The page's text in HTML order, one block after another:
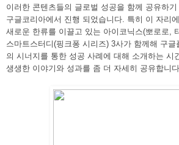
이러한 콘텐츠들의 글로벌 성공을 함께 공유하
구글코리아에서 진행 되었습니다. 특히 이 자리
새로운 한류를 이끌고 있는 아이코닉스(뽀로로,
스마트스터디(핑크퐁 시리즈) 3사가 함께해 구
의 시너지를 통한 성공 사례에 대해 소개하는 시
생생한 이야기와 성과를 좀 더 자세히 공유합니다.